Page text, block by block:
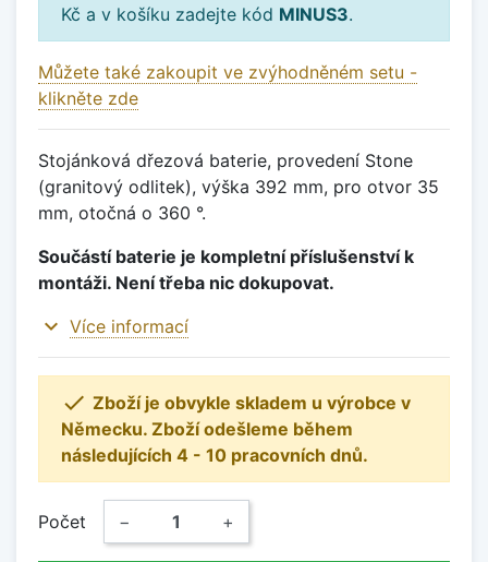
Kč a v košíku zadejte kód MINUS3.
Můžete také zakoupit ve zvýhodněném setu -
klikněte zde
Stojánková dřezová baterie, provedení Stone
(granitový odlitek), výška 392 mm, pro otvor 35
mm, otočná o 360 °.
Součástí baterie je kompletní příslušenství k
montáži. Není třeba nic dokupovat.
expand_more Více informací
 Zboží je obvykle skladem u výrobce v
Německu. Zboží odešleme během
následujících 4 - 10 pracovních dnů.
Počet − +